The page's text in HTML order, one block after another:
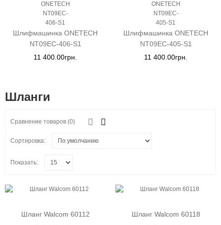
Шлифмашинка ONETECH
NT09EC-406-S1
11 400.00грн.
Шлифмашинка ONETECH
NT09EC-405-S1
11 400.00грн.
Шланги
Сравнение товаров (0)
Сортировка:
Показать:
Шланг Walcom 60112
Шланг Walcom 60118